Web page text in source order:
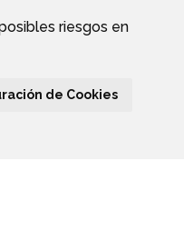
riesgos en
de Cookies